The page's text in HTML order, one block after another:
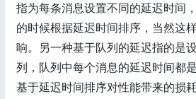
指为每条消息设置不同的延迟时间
的时候根据延迟时间排序，当然这
响。另一种基于队列的延迟指的是
列，队列中每个消息的延迟时间都
基于延迟时间排序对性能带来的损